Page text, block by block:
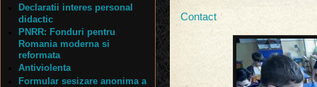
Contact
Declaratii interes personal
didactic
PNRR: Fonduri pentru
Romania moderna si
reformata
Antiviolenta
Formular sesizare anonima a